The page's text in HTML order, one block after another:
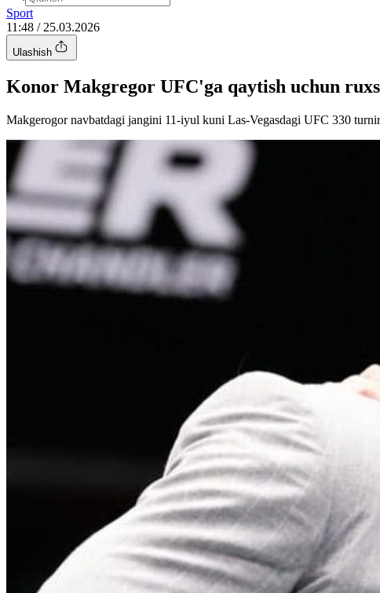
Sport
11:48 / 25.03.2026
Ulashish
Konor Makgregor UFC'ga qaytish uchun
Makgerogor navbatdagi jangini 11-iyul kuni Las-Vegasdagi UFC 330